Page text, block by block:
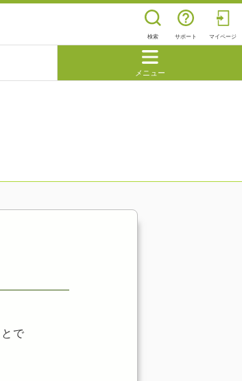
検索 サポート マイページ
メニュー
で